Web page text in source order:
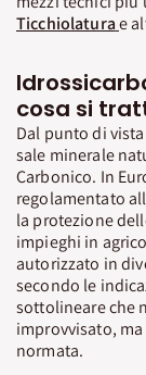
Ticchiolaturae
cosa si
Dal punto di
sale minerale
Carbonico. In
regolamentato
la protezione
impieghi in
autorizzato in
secondo le
sottolineare che
improvvisato,
normata.